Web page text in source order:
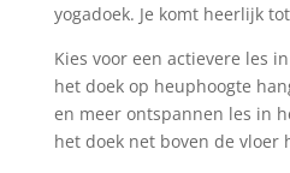
yogadoek. Je komt heerlijk
Kies voor een actievere les
het doek op heuphoogte
en meer ontspannen les in
het doek net boven de vloer